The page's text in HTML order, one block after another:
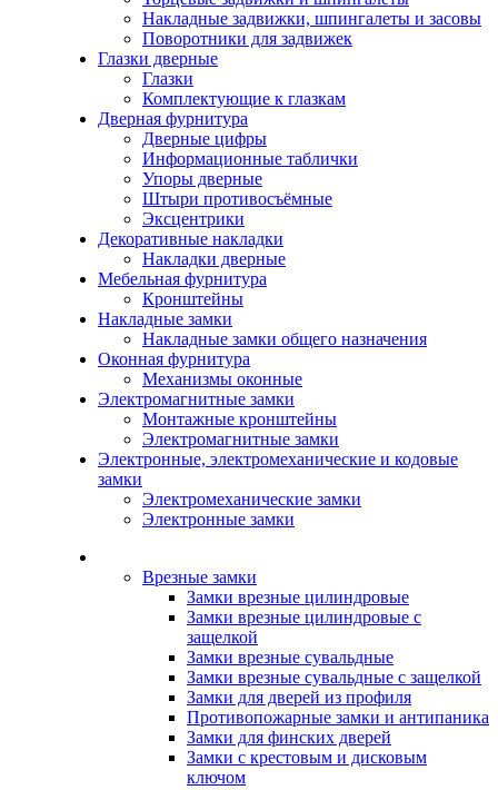
Накладные задвижки, шпингалеты и засовы
Поворотники для задвижек
Глазки дверные
Глазки
Комплектующие к глазкам
Дверная фурнитура
Дверные цифры
Информационные таблички
Упоры дверные
Штыри противосъёмные
Эксцентрики
Декоративные накладки
Накладки дверные
Мебельная фурнитура
Кронштейны
Накладные замки
Накладные замки общего назначения
Оконная фурнитура
Механизмы оконные
Электромагнитные замки
Монтажные кронштейны
Электромагнитные замки
Электронные, электромеханические и кодовые
замки
Электромеханические замки
Электронные замки
Врезные замки
Замки врезные цилиндровые
Замки врезные цилиндровые с
защелкой
Замки врезные сувальдные
Замки врезные сувальдные с защелкой
Замки для дверей из профиля
Противопожарные замки и антипаника
Замки для финских дверей
Замки с крестовым и дисковым
ключом